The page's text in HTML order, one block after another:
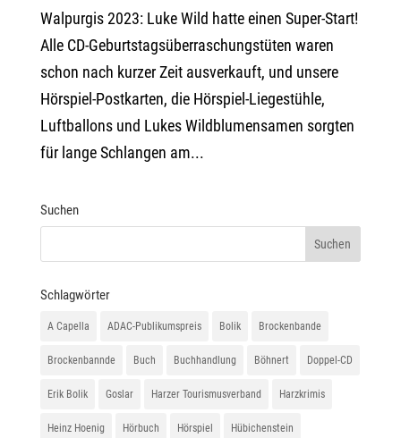
Walpurgis 2023: Luke Wild hatte einen Super-Start!
Alle CD-Geburtstagsüberraschungstüten waren
schon nach kurzer Zeit ausverkauft, und unsere
Hörspiel-Postkarten, die Hörspiel-Liegestühle,
Luftballons und Lukes Wildblumensamen sorgten
für lange Schlangen am...
Suchen
Schlagwörter
A Capella ADAC-Publikumspreis Bolik Brockenbande
Brockenbannde Buch Buchhandlung Böhnert Doppel-CD
Erik Bolik Goslar Harzer Tourismusverband Harzkrimis
Heinz Hoenig Hörbuch Hörspiel Hübichenstein